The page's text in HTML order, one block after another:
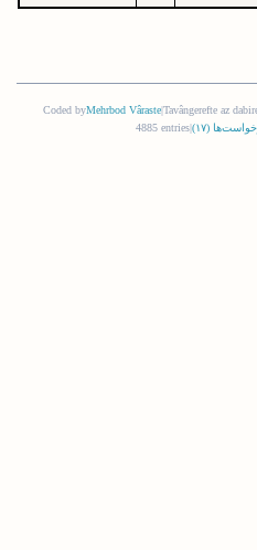
Coded byMehrbod Vâraste|Tavângerefte az
4885 entries
(١٧)